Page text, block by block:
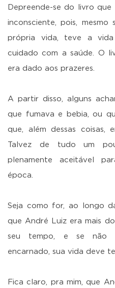
Depreende-se do livro
inconsciente, pois,
própria vida, teve a
cuidado com a saúde. O
era dado aos prazeres.
A partir disso, alguns
que fumava e bebia, ou
que, além dessas coisas,
Talvez de tudo um
plenamente aceitável
época.
Seja como for, ao longo
que André Luiz era mais
seu tempo, e se não
encarnado, sua vida deve
Fica claro, pra mim, que